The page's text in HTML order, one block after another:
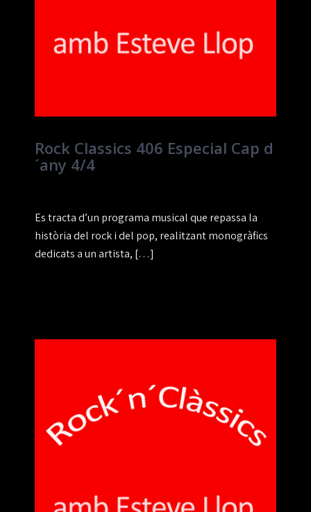
Rock Classics 406 Especial Cap d
´any 4/4
Es tracta d’un programa musical que repassa la
història del rock i del pop, realitzant monogràfics
dedicats a un artista, […]